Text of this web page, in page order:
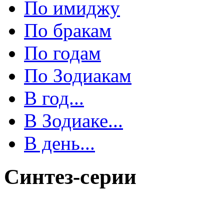
По имиджу
По бракам
По годам
По Зодиакам
В год...
В Зодиаке...
В день...
Синтез-серии